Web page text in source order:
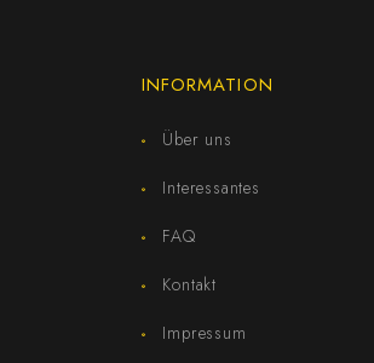
INFORMATION
Über uns
Interessantes
FAQ
Kontakt
Impressum